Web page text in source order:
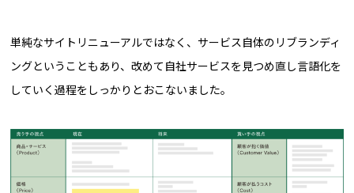
単純なサイトリニューアルではなく、サービス自体のリブランディ
ングということもあり、改めて自社サービスを見つめ直し言語化を
していく過程をしっかりとおこないました。